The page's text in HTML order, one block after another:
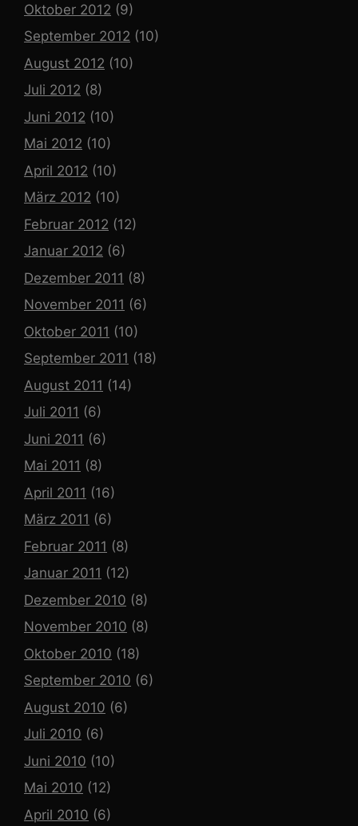
Oktober 2012 (9)
September 2012 (10)
August 2012 (10)
Juli 2012 (8)
Juni 2012 (10)
Mai 2012 (10)
April 2012 (10)
März 2012 (10)
Februar 2012 (12)
Januar 2012 (6)
Dezember 2011 (8)
November 2011 (6)
Oktober 2011 (10)
September 2011 (18)
August 2011 (14)
Juli 2011 (6)
Juni 2011 (6)
Mai 2011 (8)
April 2011 (16)
März 2011 (6)
Februar 2011 (8)
Januar 2011 (12)
Dezember 2010 (8)
November 2010 (8)
Oktober 2010 (18)
September 2010 (6)
August 2010 (6)
Juli 2010 (6)
Juni 2010 (10)
Mai 2010 (12)
April 2010 (6)